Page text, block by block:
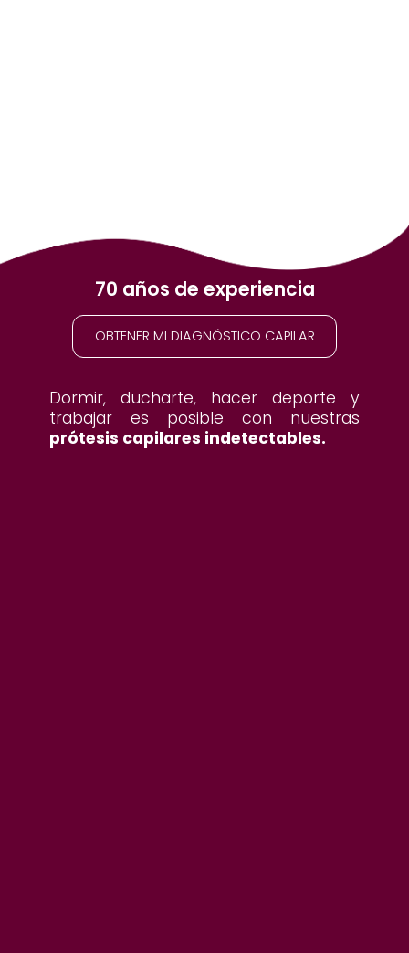
70 años de experiencia
OBTENER MI DIAGNÓSTICO CAPILAR
Dormir, ducharte, hacer deporte y
trabajar es posible con nuestras
prótesis capilares indetectables.